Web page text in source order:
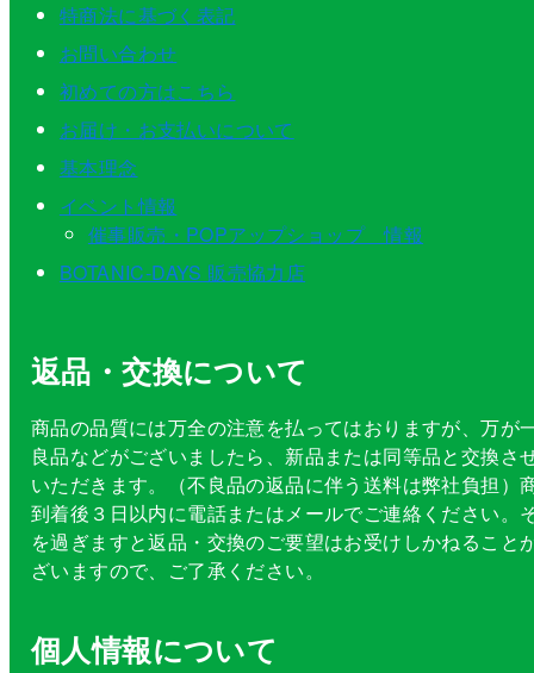
特商法に基づく表記
お問い合わせ
初めての方はこちら
お届け・お支払いについて
基本理念
イベント情報
催事販売・POPアップショップ 情報
BOTANIC-DAYS 販売協力店
返品・交換について
商品の品質には万全の注意を払ってはおりますが、万が
良品などがございましたら、新品または同等品と交換さ
いただきます。（不良品の返品に伴う送料は弊社負担）
到着後３日以内に電話またはメールでご連絡ください。
を過ぎますと返品・交換のご要望はお受けしかねること
ざいますので、ご了承ください。
個人情報について